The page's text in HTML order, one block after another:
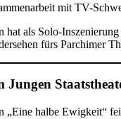
mit TV-
als Solo-
fürs Parchimer
Jungen
halbe Ewigkeit“